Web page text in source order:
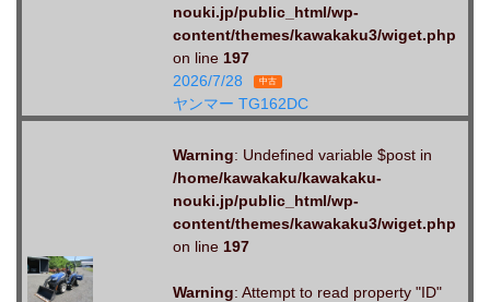
nouki.jp/public_html/wp-
content/themes/kawakaku3/wiget.php
on line 197
2026/7/28
中古
ヤンマー TG162DC
Warning: Undefined variable $post in
/home/kawakaku/kawakaku-
nouki.jp/public_html/wp-
content/themes/kawakaku3/wiget.php
on line 197
Warning: Attempt to read property "ID"